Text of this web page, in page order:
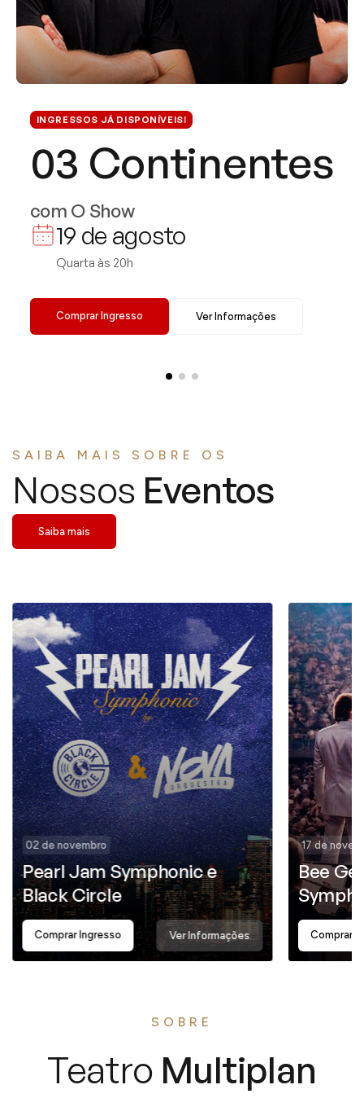
INGRESSOS JÁ DISPONÍVEIS!
03 Continentes
com O Show
19 de agosto
Quarta às 20h
Comprar Ingresso Ver Informações
SAIBA MAIS SOBRE OS
Nossos Eventos
Saiba mais
02 de novembro
Pearl Jam Symphonic e
Black Circle
Comprar Ingresso Ver Informações
17 de
Bee
Comprar
SOBRE
Teatro Multiplan